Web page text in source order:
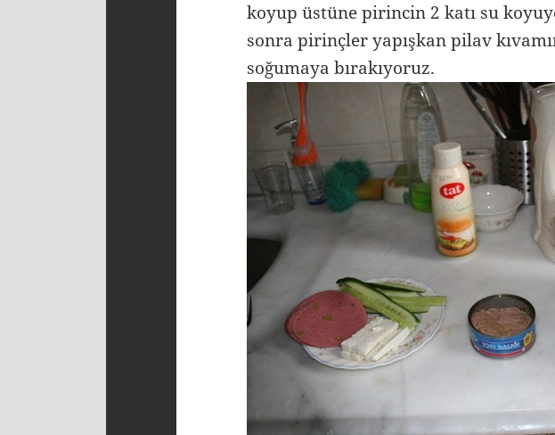
koyup üstüne pirincin 2 katı su
sonra pirinçler yapışkan pilav
soğumaya bırakıyoruz.